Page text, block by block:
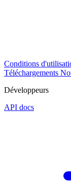
Conditions
Téléchargements
Développeurs
API docs